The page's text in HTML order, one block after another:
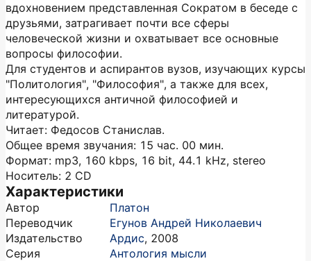
вдохновением представленная Сократом в беседе с
друзьями, затрагивает почти все сферы
человеческой жизни и охватывает все основные
вопросы философии.
Для студентов и аспирантов вузов, изучающих курсы
"Политология", "Философия", а также для всех,
интересующихся античной философией и
литературой.
Читает: Федосов Станислав.
Общее время звучания: 15 час. 00 мин.
Формат: mp3, 160 kbps, 16 bit, 44.1 kHz, stereo
Носитель: 2 CD
Характеристики
Автор
Платон
Переводчик
Егунов Андрей Николаевич
Издательство
Ардис, 2008
Серия
Антология мысли